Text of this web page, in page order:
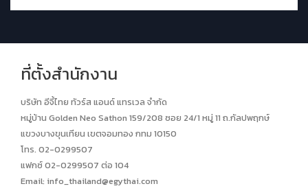
ที่ตั้งสำนักงาน
บริษัท อีจี้ไทย ทัวร์ส แอนด์ แทรเวล จำกัด
หมู่บ้าน Golden Neo Sathon 159/208 ซอย 24/1 หมู่ 11 ถ.กัลปพฤกษ์
แขวงบางขุนเทียน เขตจอมทอง กทม 10150
โทร. 02-0299507
แฟกซ์ 02-0299507 ต่อ 104
Email: info_thailand@egythai.com